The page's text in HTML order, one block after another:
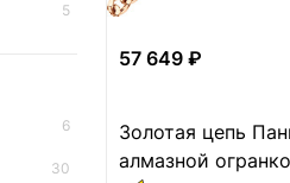
5
6
30
57 649 ₽
Золотая цепь
алмазной